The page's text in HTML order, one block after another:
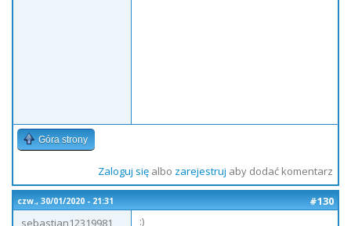
Góra strony
Zaloguj sięalbo zarejestruj aby dodać komentarz
czw., 30/01/2020 - 21:31
#130
sebastian12319981
:)